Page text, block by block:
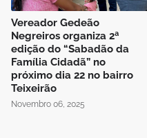
Vereador Gedeão
Negreiros organiza 2ª
edição do “Sabadão da
Família Cidadã” no
próximo dia 22 no bairro
Teixeirão
Novembro 06, 2025